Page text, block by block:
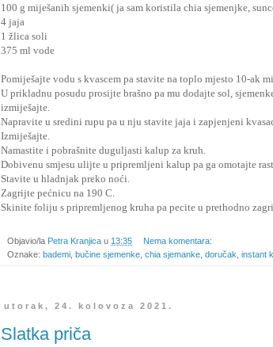
100 g miješanih sjemenki( ja sam koristila chia sjemenjke,
4 jaja
1 žlica soli
375 ml vode
Pomiješajte vodu s kvascem pa stavite na toplo mjesto 10-ak
U prikladnu posudu prosijte brašno pa mu dodajte sol,
izmiješajte.
Napravite u sredini rupu pa u nju stavite jaja i zapjenjeni
Izmiješajte.
Namastite i pobrašnite duguljasti kalup za kruh.
Dobivenu smjesu ulijte u pripremljeni kalup pa ga omotajte
Stavite u hladnjak preko noći.
Zagrijte pećnicu na 190 C.
Skinite foliju s pripremljenog kruha pa pecite u prethodno
Objavio/la Petra Kranjica u 13:35
Nema komentara:
Oznake: bademi bučine sjemenke chia sjemanke doručak instant
utorak, 24. kolovoza 2021.
Slatka priča